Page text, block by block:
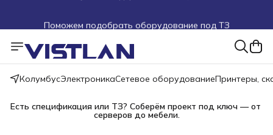
Пуско-наладочные работы
Пришлите запрос на e-mail или в чат
Более 100 000 позиций в наличии и под заказ
КолумбусЭлектроникаСетевое оборудованиеПринтеры,
Есть спецификация или ТЗ? Соберём проект под ключ — от
серверов до мебели.